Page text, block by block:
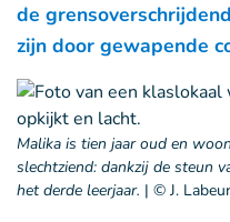
de
zijn door gewapende
Malika is tien jaar oud en
slechtziend: dankzij de steun
het derde leerjaar. | © J.